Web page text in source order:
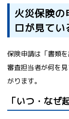
火災保険の
ロが見てい
保険申請は「書類
審査担当者が何を
がります。
「いつ・なぜ